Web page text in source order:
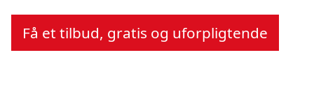
Få et tilbud, gratis og uforpligtende